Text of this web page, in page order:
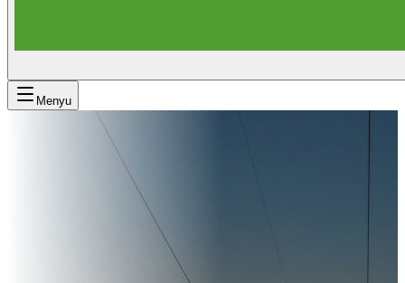
Menyu